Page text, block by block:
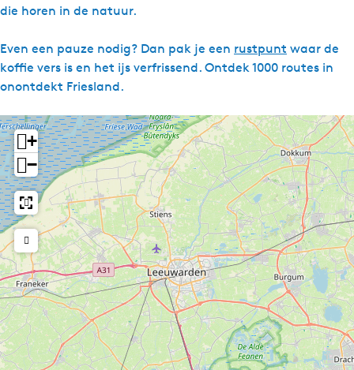
l
:
N
e
d
e
r
l
a
n
d
s
die horen in de natuur.
Even een pauze nodig? Dan pak je een rustpunt waar de
koffie vers is en het ijs verfrissend. Ontdek 1000 routes in
onontdekt Friesland.
+
−